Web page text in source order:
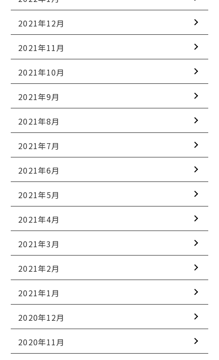
2021年12月
2021年11月
2021年10月
2021年9月
2021年8月
2021年7月
2021年6月
2021年5月
2021年4月
2021年3月
2021年2月
2021年1月
2020年12月
2020年11月